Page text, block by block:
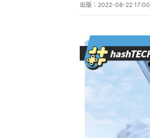
出版： 2022-08-22 17:00